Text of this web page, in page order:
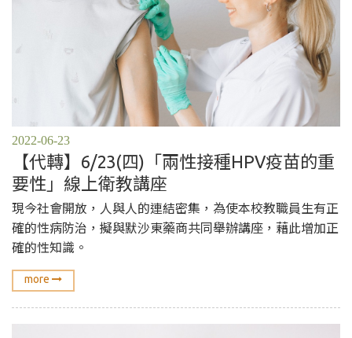
2022-06-23
【代轉】6/23(四)「兩性接種HPV疫苗的重
要性」線上衛教講座
現今社會開放，人與人的連結密集，為使本校教職員生有正
確的性病防治，擬與默沙東藥商共同舉辦講座，藉此增加正
確的性知識。
more